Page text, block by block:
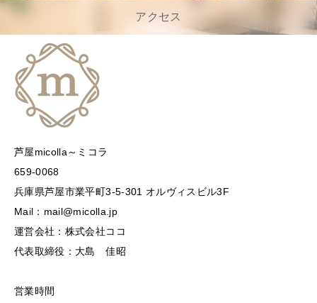
アクセス
芦屋micolla～ミコラ
659-0068
兵庫県芦屋市業平町3-5-301 オルヴィスビル3F
Mail：mail@micolla.jp
運営会社：株式会社ココ
代表取締役：大島 佳昭
営業時間